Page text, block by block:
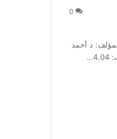
0
د أحمد